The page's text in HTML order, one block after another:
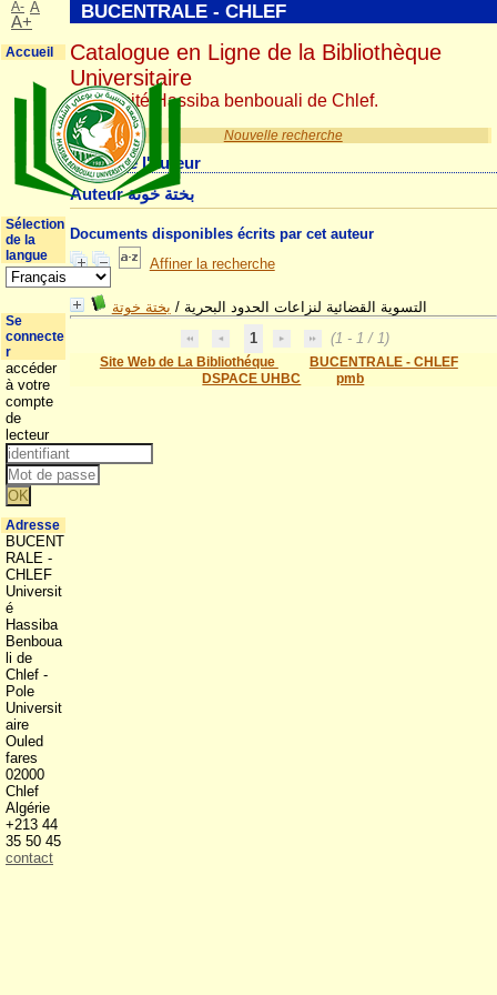
Nouvelle recherche
Détail de l'auteur
Auteur بختة خوتة
Documents disponibles écrits par cet auteur
Affiner la recherche
التسوية القضائية لنزاعات الحدود البحرية / بختة خوتة
1
(1 - 1 / 1)
Site Web de La Bibliothéque
BUCENTRALE - CHLEF
DSPACE UHBC
pmb
BUCENTRALE - CHLEF
Catalogue en Ligne de la Bibliothèque
Universitaire
Université Hassiba benbouali de Chlef.
A- A
A+
Accueil
Sélection
de la
langue
Se
connecte
r
accéder
à votre
compte
de
lecteur
Adresse
BUCENT
RALE -
CHLEF
Universit
é
Hassiba
Benboua
li de
Chlef -
Pole
Universit
aire
Ouled
fares
02000
Chlef
Algérie
+213 44
35 50 45
contact